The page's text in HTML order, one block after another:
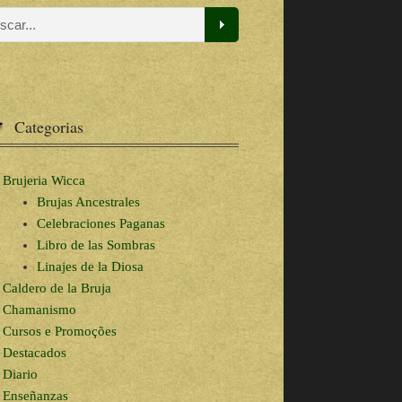
Categorias
Brujeria Wicca
Brujas Ancestrales
Celebraciones Paganas
Libro de las Sombras
Linajes de la Diosa
Caldero de la Bruja
Chamanismo
Cursos e Promoções
Destacados
Diario
Enseñanzas